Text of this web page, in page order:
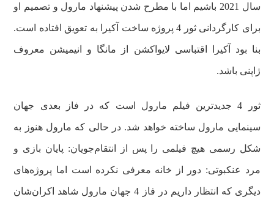
سال 2021 باشیم اما با مطرح شدن پیشنهاد مارول و تصمیم او
برای کارگردانی ثور 4 پروژه ساخت آکیرا به تعویق افتاده است.
بنا بود آکیرا اقتباسی لایواکشن از مانگا و انیمیشن معروف
ژاپنی باشد.
ثور 4 جدیدترین فیلم مارول است که در فاز بعدی جهان
سینمایی مارول ساخته خواهد شد. در حالی که مارول هنوز به
شکل رسمی هیچ فیلمی را پس از انتقام‌جویان: پایان بازی و
مرد عنکبوتی: دور از خانه معرفی نکرده است اما پروژه‌های
دیگری که انتظار داریم در فاز 4 جهان مارول شاهد اکران‌شان